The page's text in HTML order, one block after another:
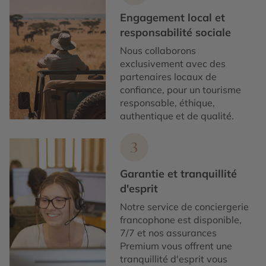
Engagement local et
responsabilité sociale
Nous collaborons
exclusivement avec des
partenaires locaux de
confiance, pour un tourisme
responsable, éthique,
authentique et de qualité.
3
Garantie et tranquillité
d'esprit
Notre service de conciergerie
francophone est disponible,
7/7 et nos assurances
Premium vous offrent une
tranquillité d'esprit vous